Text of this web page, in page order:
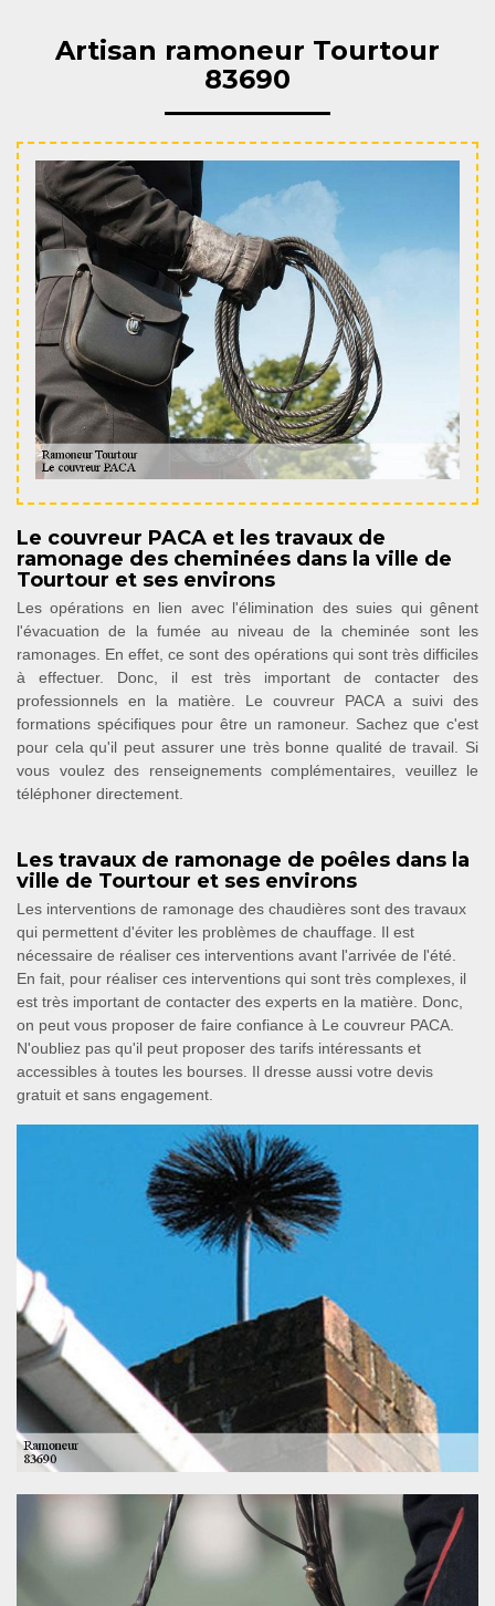
Artisan ramoneur Tourtour
83690
Le couvreur PACA et les travaux de
ramonage des cheminées dans la ville de
Tourtour et ses environs
Les opérations en lien avec l'élimination des suies qui gênent
l'évacuation de la fumée au niveau de la cheminée sont les
ramonages. En effet, ce sont des opérations qui sont très difficiles
à effectuer. Donc, il est très important de contacter des
professionnels en la matière. Le couvreur PACA a suivi des
formations spécifiques pour être un ramoneur. Sachez que c'est
pour cela qu'il peut assurer une très bonne qualité de travail. Si
vous voulez des renseignements complémentaires, veuillez le
téléphoner directement.
Les travaux de ramonage de poêles dans la
ville de Tourtour et ses environs
Les interventions de ramonage des chaudières sont des travaux
qui permettent d'éviter les problèmes de chauffage. Il est
nécessaire de réaliser ces interventions avant l'arrivée de l'été.
En fait, pour réaliser ces interventions qui sont très complexes, il
est très important de contacter des experts en la matière. Donc,
on peut vous proposer de faire confiance à Le couvreur PACA.
N'oubliez pas qu'il peut proposer des tarifs intéressants et
accessibles à toutes les bourses. Il dresse aussi votre devis
gratuit et sans engagement.